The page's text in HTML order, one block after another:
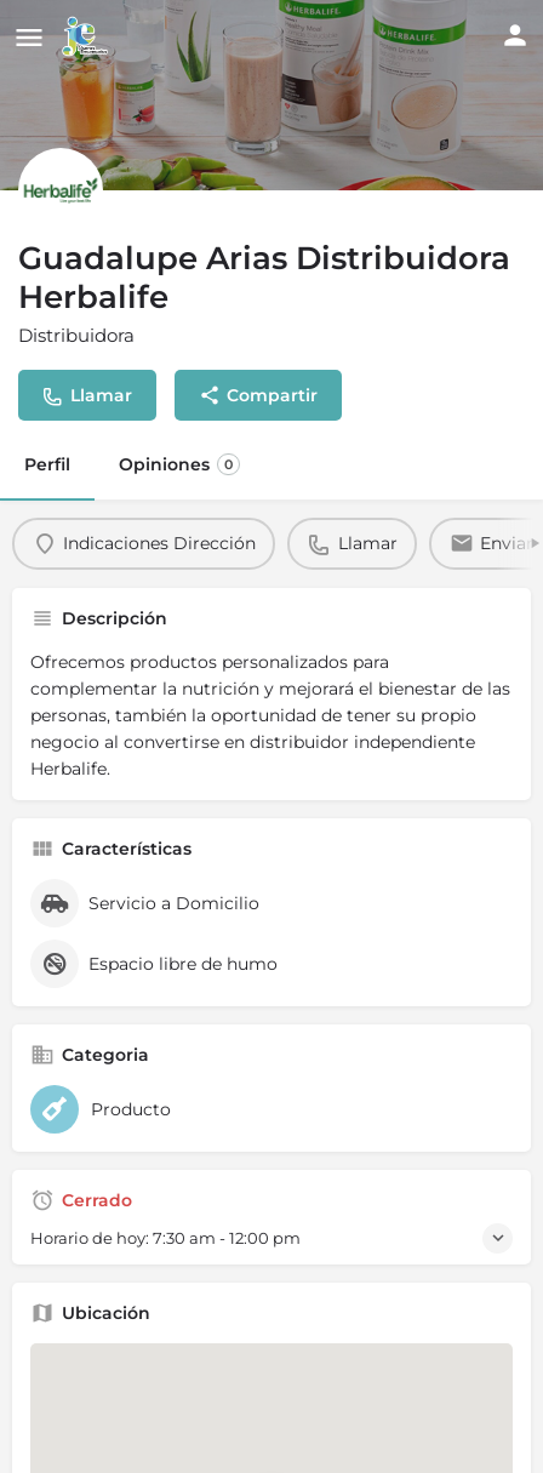
Guadalupe Arias Distribuidora
Herbalife
Distribuidora
Llamar Compartir
Perfil Opiniones 0
Indicaciones Dirección Llamar Enviar
Descripción
Ofrecemos productos personalizados para
complementar la nutrición y mejorará el bienestar de las
personas, también la oportunidad de tener su propio
negocio al convertirse en distribuidor independiente
Herbalife.
Características
Servicio a Domicilio
Espacio libre de humo
Categoria
Producto
Cerrado
Horario de hoy: 7:30 am - 12:00 pm
Ubicación